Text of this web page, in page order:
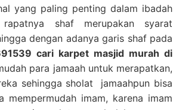
yang paling penting dalam ibadah
shaf merupakan syarat
dengan adanya garis shaf pada
cari karpet masjid murah di
para jamaah untuk merapatkan,
sehingga sholat jamaahpun bisa
imam, karena imam